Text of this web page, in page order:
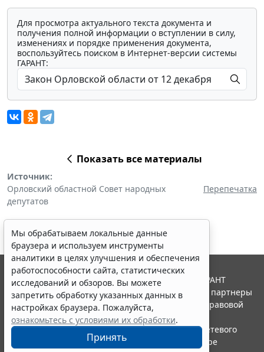
Для просмотра актуального текста документа и
получения полной информации о вступлении в силу,
изменениях и порядке применения документа,
воспользуйтесь поиском в Интернет-версии системы
ГАРАНТ:
Показать все материалы
Источник:
Орловский областной Совет народных
депутатов
Перепечатка
Мы обрабатываем локальные данные
браузера и используем инструменты
аналитики в целях улучшения и обеспечения
работоспособности сайта, статистических
исследований и обзоров. Вы можете
запретить обработку указанных данных в
настройках браузера. Пожалуйста,
ознакомьтесь с условиями их обработки.
Принять
© ООО "НПП "ГАРАНТ-СЕРВИС", 2026. Система ГАРАНТ
выпускается с 1990 года. Компания "Гарант" и ее партнеры
являются участниками Российской ассоциации правовой
информации ГАРАНТ.
Портал ГАРАНТ.РУ зарегистрирован в качестве сетевого
издания Федеральной службой по надзору в сфере